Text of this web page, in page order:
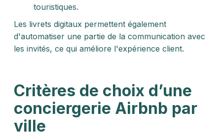
touristiques.
Les livrets digitaux permettent également
d'automatiser une partie de la communication avec
les invités, ce qui améliore l'expérience client.
Critères de choix d’une
conciergerie Airbnb par
ville